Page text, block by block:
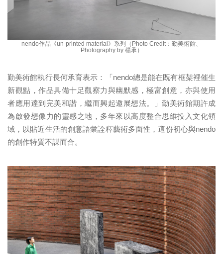
nendo作品《un-printed material》系列（Photo Credit：勤美術館、
Photography by 楊承）
勤美術館執行長何承育表示：「nendo總是能在既有框架裡催生
新觀點，作品具備十足觀察力與幽默感，極富創意，亦與使用
者應用達到完美和諧，繼而興起邀展想法。」勤美術館期許成
為啟發想像力的靈感之地，多年來以高度整合思維投入文化領
域，以貼近生活的創意語彙詮釋藝術多面性，這份初心與nendo
的創作特質不謀而合。